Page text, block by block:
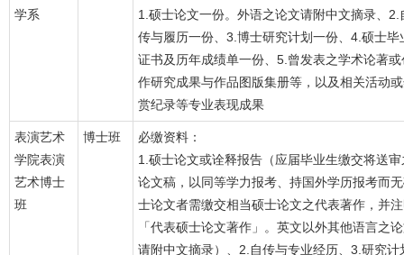
学系
1.硕士论文一份。外语之论文请附中文摘录、2.
传与履历一份、3.博士研究计划一份、4.硕士毕
证书及历年成绩单一份、5.曾发表之学术论著或
作研究成果与作品图版集册等，以及相关活动
赏纪录等专业表现成果
表演艺术
学院表演
艺术博士
班
博士班
必缴资料：
1.硕士论文或诠释报告（应届毕业生缴交将送审
论文稿，以同等学力报考、持国外学历报考而
士论文者需缴交相当硕士论文之代表著作，并
「代表硕士论文著作」。英文以外其他语言之
请附中文摘录）、2.自传与专业经历、3.研究计